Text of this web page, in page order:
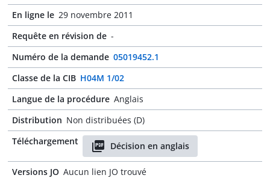
En ligne le 29 novembre 2011
Requête en révision de -
Numéro de la demande 05019452.1
Classe de la CIB H04M 1/02
Langue de la procédure Anglais
Distribution Non distribuées (D)
Téléchargement
Décision en anglais
Versions JO Aucun lien JO trouvé